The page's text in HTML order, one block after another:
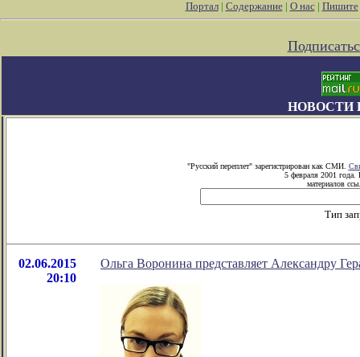
Портал| Содержание| О нас| Пишите
НОВОСТИ
"Русский переплет" зарегистрирован как СМИ.
5 февраля 2001 года.
материалов
Тип
02.06.2015
20:10
Ольга Воронина представляет Александру